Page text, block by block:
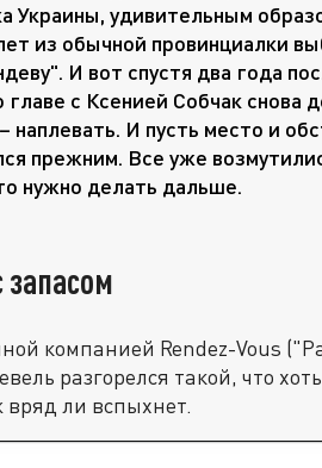
Украины, удивительным
из обычной провинциалки
И вот спустя два года
с Ксенией Собчак снова
наплевать. И пусть место и
прежним. Все уже
нужно делать дальше.
компанией Rendez-Vous
разгорелся такой, что
вряд ли вспыхнет.